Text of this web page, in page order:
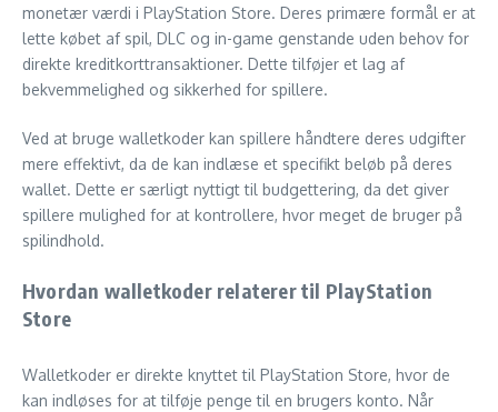
monetær værdi i PlayStation Store. Deres primære formål er at
lette købet af spil, DLC og in-game genstande uden behov for
direkte kreditkorttransaktioner. Dette tilføjer et lag af
bekvemmelighed og sikkerhed for spillere.
Ved at bruge walletkoder kan spillere håndtere deres udgifter
mere effektivt, da de kan indlæse et specifikt beløb på deres
wallet. Dette er særligt nyttigt til budgettering, da det giver
spillere mulighed for at kontrollere, hvor meget de bruger på
spilindhold.
Hvordan walletkoder relaterer til PlayStation
Store
Walletkoder er direkte knyttet til PlayStation Store, hvor de
kan indløses for at tilføje penge til en brugers konto. Når